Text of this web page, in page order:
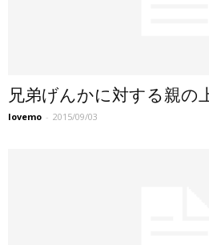
兄弟げんかに対する親の
lovemo - 2015/09/03